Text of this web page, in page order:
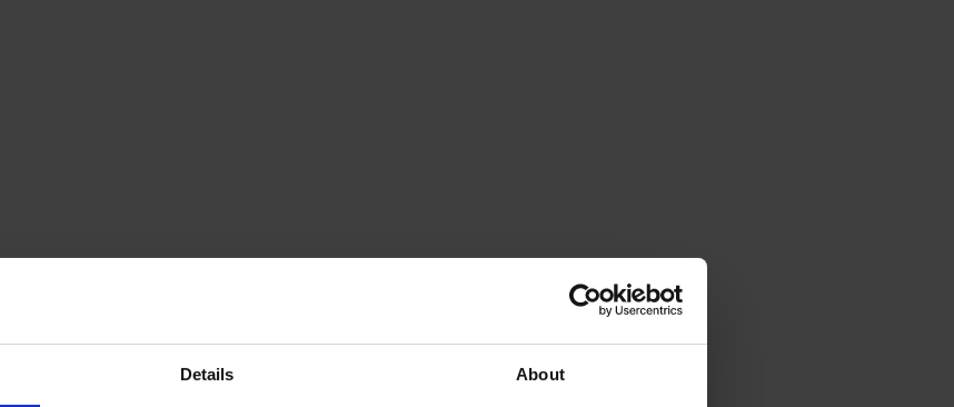
Details About